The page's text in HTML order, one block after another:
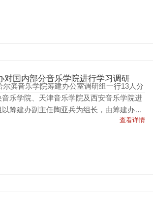
对国内部分音乐学院进行学习调研
尔滨音乐学院筹建办公室调研组一行13人分
乐学院、天津音乐学院及西安音乐学院进
筹建办副主任陶亚兵为组长，由筹建办各
查看详情